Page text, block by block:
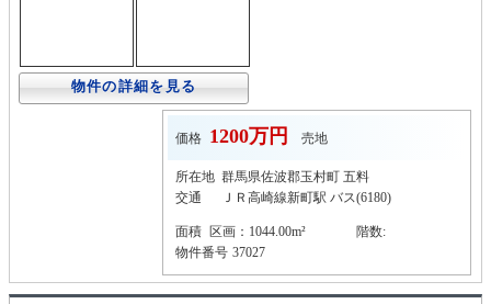
物件の詳細を見る
価格 1200万円 売地
所在地 群馬県佐波郡玉村町 五料
交通
ＪＲ高崎線新町駅 バス(6180)
面積 区画：1044.00m²
階数:
物件番号 37027